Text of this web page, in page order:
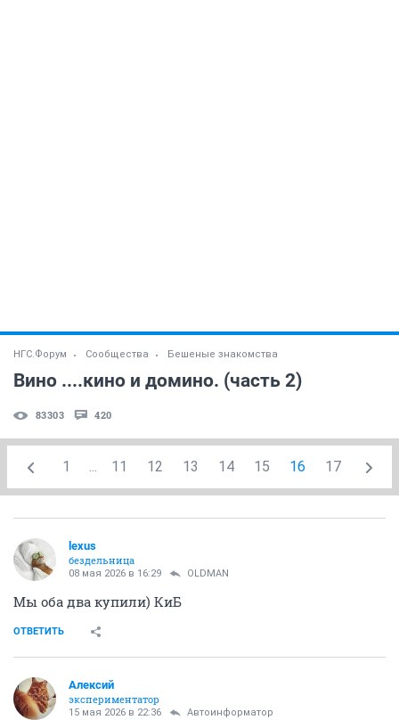
НГС.Форум Сообщества Бешеные знакомства
Вино ....кино и домино. (часть 2)
83303 420
1 ... 11 12 13 14 15 16 17
lexus
бездельница
08 мая 2026 в 16:29 OLDMAN
Мы оба два купили) КиБ
ОТВЕТИТЬ
Алексий
экспериментатор
15 мая 2026 в 22:36 Автоинформатор